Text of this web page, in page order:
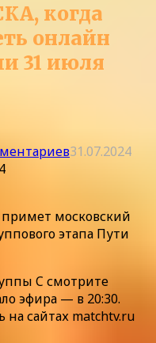
когда
онлайн
31 июля
31.07.2024
примет московский
этапа Пути
C смотрите
эфира — в 20:30.
сайтах matchtv.ru